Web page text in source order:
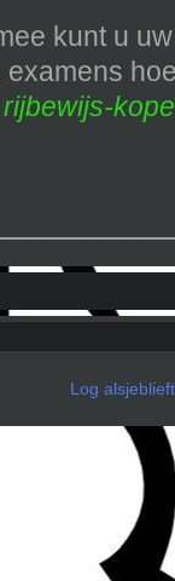
kunt u
examens
rijbewijs-
Log